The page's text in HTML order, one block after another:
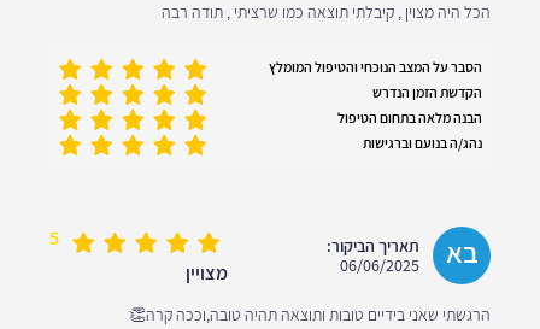
הכל היה מצוין , קיבלתי תוצאה כמו שרציתי , תודה רבה
הסבר על המצב הנוכחי והטיפול המומלץ
הקדשת הזמן הנדרש
הבנה מלאה בתחום הטיפול
נהג/ה בנועם וברגישות
בא
תאריך הביקור:
06/06/2025
5
מצויין
הרגשתי שאני בידיים טובות ותוצאה תהיה טובה,וככה קרה👏